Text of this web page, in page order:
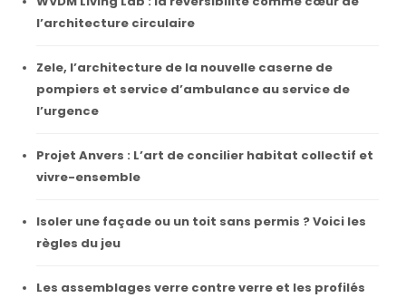
l’architecture circulaire
Zele, l’architecture de la nouvelle caserne de
pompiers et service d’ambulance au service de
l’urgence
Projet Anvers : L’art de concilier habitat collectif et
vivre-ensemble
Isoler une façade ou un toit sans permis ? Voici les
règles du jeu
Les assemblages verre contre verre et les profilés